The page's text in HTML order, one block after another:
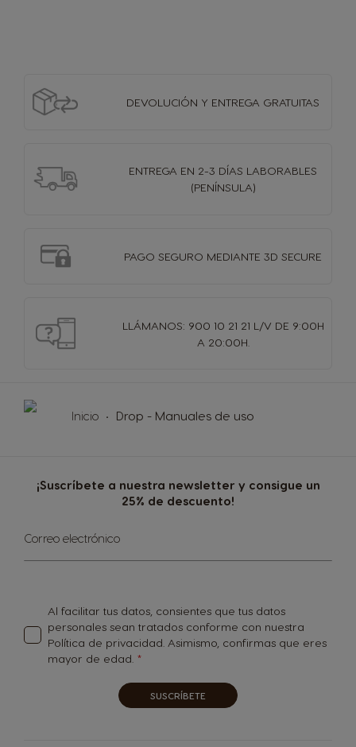
DEVOLUCIÓN Y ENTREGA GRATUITAS
ENTREGA EN 2-3 DÍAS LABORABLES
(PENÍNSULA)
PAGO SEGURO MEDIANTE 3D SECURE
LLÁMANOS: 900 10 21 21 L/V DE 9:00H
A 20:00H.
Inicio Drop - Manuales de uso
¡Suscríbete a nuestra newsletter y consigue un
25% de descuento!
Inscríbase
a
nuestro
noticias:
Correo electrónico
Al facilitar tus datos, consientes que tus datos
personales sean tratados conforme con nuestra
Política de privacidad . Asimismo, confirmas que eres
mayor de edad.
SUSCRÍBETE